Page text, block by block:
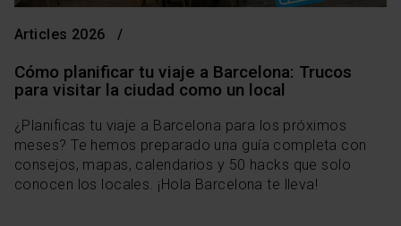
Articles 2026
Cómo planificar tu viaje a Barcelona: Trucos
para visitar la ciudad como un local
¿Planificas tu viaje a Barcelona para los próximos
meses? Te hemos preparado una guía completa con
consejos, mapas, calendarios y 50 hacks que solo
conocen los locales. ¡Hola Barcelona te lleva!